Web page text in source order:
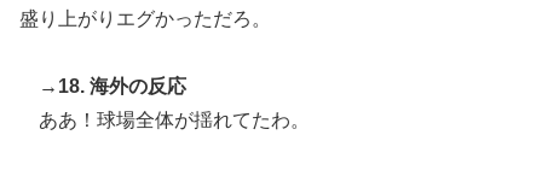
盛り上がりエグかっただろ。
→18. 海外の反応
ああ！球場全体が揺れてたわ。